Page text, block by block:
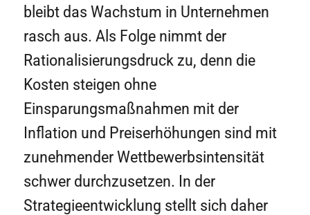
bleibt das Wachstum in Unternehmen
rasch aus. Als Folge nimmt der
Rationalisierungsdruck zu, denn die
Kosten steigen ohne
Einsparungsmaßnahmen mit der
Inflation und Preiserhöhungen sind mit
zunehmender Wettbewerbsintensität
schwer durchzusetzen. In der
Strategieentwicklung stellt sich daher